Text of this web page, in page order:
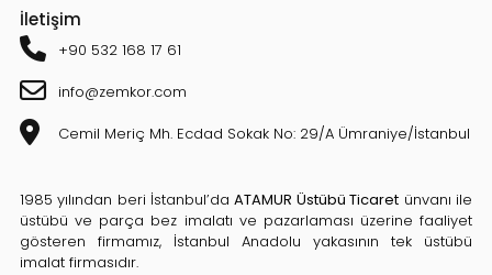
1985 yılından beri İstanbul’da ATAMUR Üstübü Ticaret ünvanı ile
üstübü ve parça bez imalatı ve pazarlaması üzerine faaliyet
gösteren firmamız, İstanbul Anadolu yakasının tek üstübü
imalat firmasıdır.
İletişim
+90 532 168 17 61
info@zemkor.com
Cemil Meriç Mh. Ecdad Sokak No: 29/A Ümraniye/İstanbul